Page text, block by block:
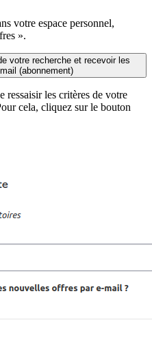
votre espace personnel,
».
votre recherche et recevoir les
(abonnement)
ressaisir les critères de votre
cela, cliquez sur le bouton